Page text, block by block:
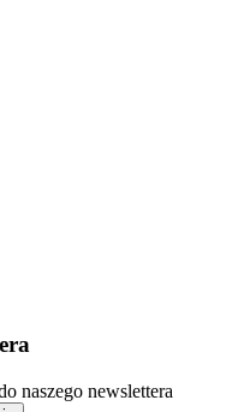
naszego newslettera